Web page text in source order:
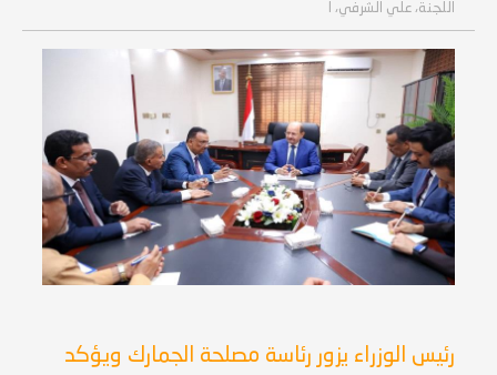
اللجنة، علي الشرفي، ا
رئيس الوزراء يزور رئاسة مصلحة الجمارك ويؤكد